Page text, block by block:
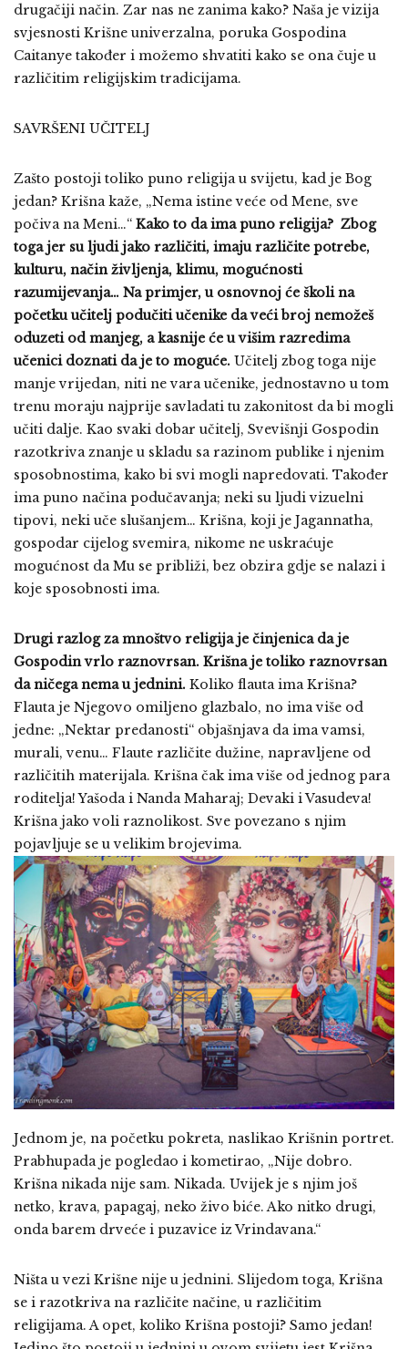
drugačiji način. Zar nas ne zanima kako? Naša je vizija
svjesnosti Krišne univerzalna, poruka Gospodina
Caitanye također i možemo shvatiti kako se ona čuje u
različitim religijskim tradicijama.
SAVRŠENI UČITELJ
Zašto postoji toliko puno religija u svijetu, kad je Bog
jedan? Krišna kaže, „Nema istine veće od Mene, sve
počiva na Meni…“ Kako to da ima puno religija? Zbog
toga jer su ljudi jako različiti, imaju različite potrebe,
kulturu, način življenja, klimu, mogućnosti
razumijevanja… Na primjer, u osnovnoj će školi na
početku učitelj podučiti učenike da veći broj nemožeš
oduzeti od manjeg, a kasnije će u višim razredima
učenici doznati da je to moguće. Učitelj zbog toga nije
manje vrijedan, niti ne vara učenike, jednostavno u tom
trenu moraju najprije savladati tu zakonitost da bi mogli
učiti dalje. Kao svaki dobar učitelj, Svevišnji Gospodin
razotkriva znanje u skladu sa razinom publike i njenim
sposobnostima, kako bi svi mogli napredovati. Također
ima puno načina podučavanja; neki su ljudi vizuelni
tipovi, neki uče slušanjem… Krišna, koji je Jagannatha,
gospodar cijelog svemira, nikome ne uskraćuje
mogućnost da Mu se približi, bez obzira gdje se nalazi i
koje sposobnosti ima.
Drugi razlog za mnoštvo religija je činjenica da je
Gospodin vrlo raznovrsan. Krišna je toliko raznovrsan
da ničega nema u jednini. Koliko flauta ima Krišna?
Flauta je Njegovo omiljeno glazbalo, no ima više od
jedne: „Nektar predanosti“ objašnjava da ima vamsi,
murali, venu… Flaute različite dužine, napravljene od
različitih materijala. Krišna čak ima više od jednog para
roditelja! Yašoda i Nanda Maharaj; Devaki i Vasudeva!
Krišna jako voli raznolikost. Sve povezano s njim
pojavljuje se u velikim brojevima.
Jednom je, na početku pokreta, naslikao Krišnin portret.
Prabhupada je pogledao i kometirao, „Nije dobro.
Krišna nikada nije sam. Nikada. Uvijek je s njim još
netko, krava, papagaj, neko živo biće. Ako nitko drugi,
onda barem drveće i puzavice iz Vrindavana.“
Ništa u vezi Krišne nije u jednini. Slijedom toga, Krišna
se i razotkriva na različite načine, u različitim
religijama. A opet, koliko Krišna postoji? Samo jedan!